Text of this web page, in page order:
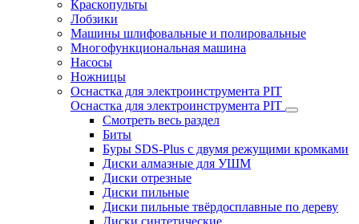
Краскопульты
Лобзики
Машины шлифовальные и полировальные
Многофункциональная машина
Насосы
Ножницы
Оснастка для электроинструмента PIT
Оснастка для электроинструмента PIT
Смотреть весь раздел
Биты
Буры SDS-Plus c двумя режущими кромками
Диски алмазные для УШМ
Диски отрезные
Диски пильные
Диски пильные твёрдосплавные по дереву
Диски синтетические